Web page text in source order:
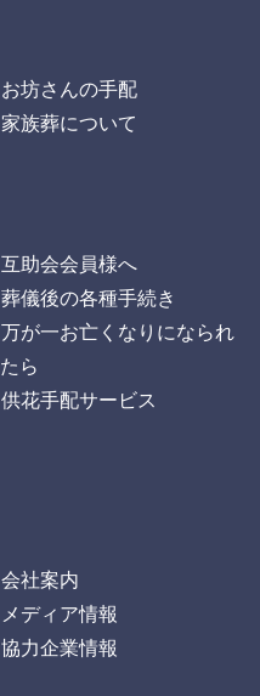
お坊さんの手配
家族葬について
互助会会員様へ
葬儀後の各種手続き
万が一お亡くなりになられ
たら
供花手配サービス
会社案内
メディア情報
協力企業情報